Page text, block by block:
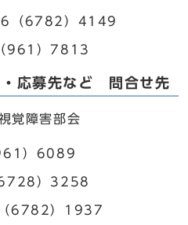
（6782）4149
961）7813
・応募先など 問合せ先
覚障害部会
）6089
）3258
6782）1937